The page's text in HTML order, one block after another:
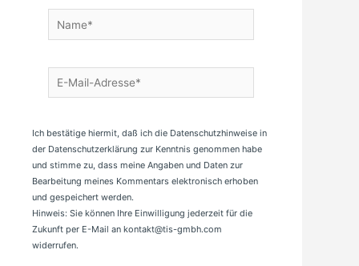
Name*
E-
Mail-
Ich bestätige hiermit, daß ich die Datenschutzhinweise in
der Datenschutzerklärung zur Kenntnis genommen habe
und stimme zu, dass meine Angaben und Daten zur
Bearbeitung meines Kommentars elektronisch erhoben
und gespeichert werden.
Hinweis: Sie können Ihre Einwilligung jederzeit für die
Zukunft per E-Mail an kontakt@tis-gmbh.com
widerrufen.